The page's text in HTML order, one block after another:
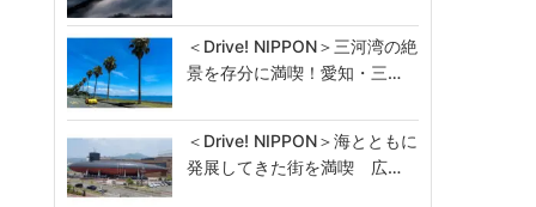
＜Drive! NIPPON＞三河湾の絶
景を存分に満喫！愛知・三…
＜Drive! NIPPON＞海とともに
発展してきた街を満喫 広…